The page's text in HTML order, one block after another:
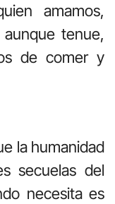
amamos,
tenue,
de comer y
la humanidad
secuelas del
necesita es